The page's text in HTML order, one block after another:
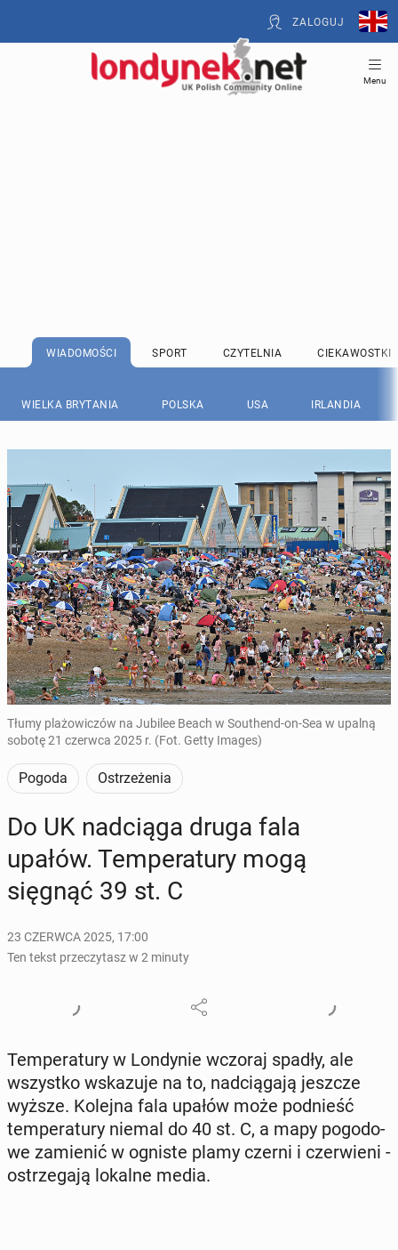
ZALOGUJ
Menu
WIADOMOŚCI SPORT CZYTELNIA CIEKAWOSTKI
WIELKA BRYTANIA POLSKA USA IRLANDIA
Tłumy plażowiczów na Jubilee Beach w Southend-on-Sea w upalną
sobotę 21 czerwca 2025 r. (Fot. Getty Images)
Pogoda Ostrzeżenia
Do UK nad­cią­ga druga fala
upałów. Tem­pe­ra­tu­ry mogą
sięgnąć 39 st. C
23 CZERWCA 2025, 17:00
Ten tekst przeczytasz w 2 minuty
Tem­pe­ra­tu­ry w Lon­dy­nie wczoraj spadły, ale
wszyst­ko wska­zu­je na to, nad­cią­ga­ją jeszcze
wyższe. Kolejna fala upałów może pod­nieść
tem­pe­ra­tu­ry niemal do 40 st. C, a mapy po­go­do­
we za­mie­nić w ogniste plamy czerni i czer­wie­ni -
ostrze­ga­ją lokalne media.